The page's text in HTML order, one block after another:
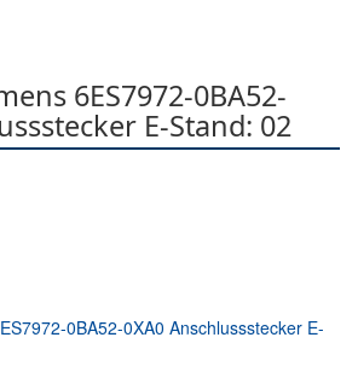
6ES7972-0BA52-
E-Stand: 02